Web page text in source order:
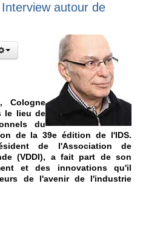
autour de
Cologne
le lieu de
du
de la 39e édition de l'IDS.
de l'Association de
(VDDI), a fait part de son
et des innovations qu'il
de l'avenir de l'industrie